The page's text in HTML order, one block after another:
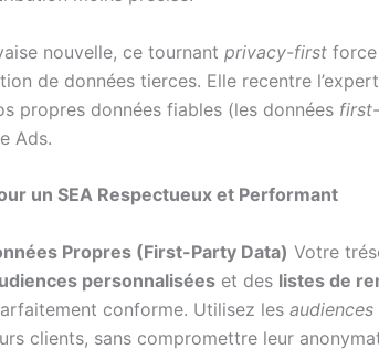
nouvelle, ce tournant privacy-first
de données tierces. Elle recentre
propres données fiables (les données
Ads.
un SEA Respectueux et Performant
Propres (First-Party Data) Votre
personnalisées et des listes de
conforme. Utilisez les
clients, sans compromettre leur